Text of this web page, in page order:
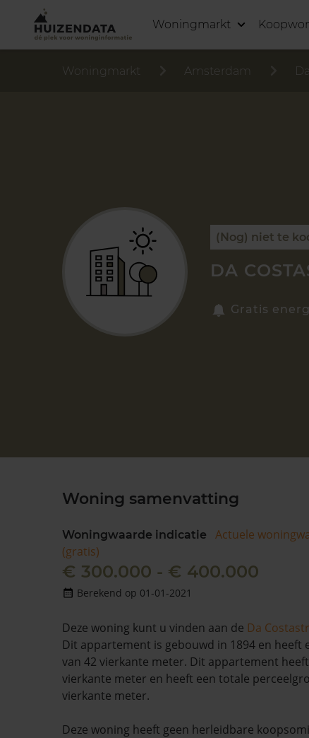
Woningmarkt
Woningmarkt Amsterdam
(Nog) niet te
DA
Gratis
Woning samenvatting
Woningwaarde indicatie
Actuele
(gratis)
€ 300.000 - € 400.000
Berekend op 01-01-2021
Deze woning kunt u vinden aan de Da
Dit appartement is gebouwd in 1894 en heeft
van 42 vierkante meter. Dit appartement heeft
vierkante meter en heeft een totale
vierkante meter.
Deze woning heeft geen herleidbare